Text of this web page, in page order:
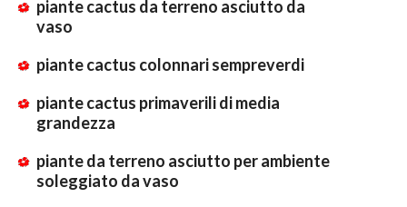
piante cactus da terreno asciutto da
vaso
piante cactus colonnari sempreverdi
piante cactus primaverili di media
grandezza
piante da terreno asciutto per ambiente
soleggiato da vaso